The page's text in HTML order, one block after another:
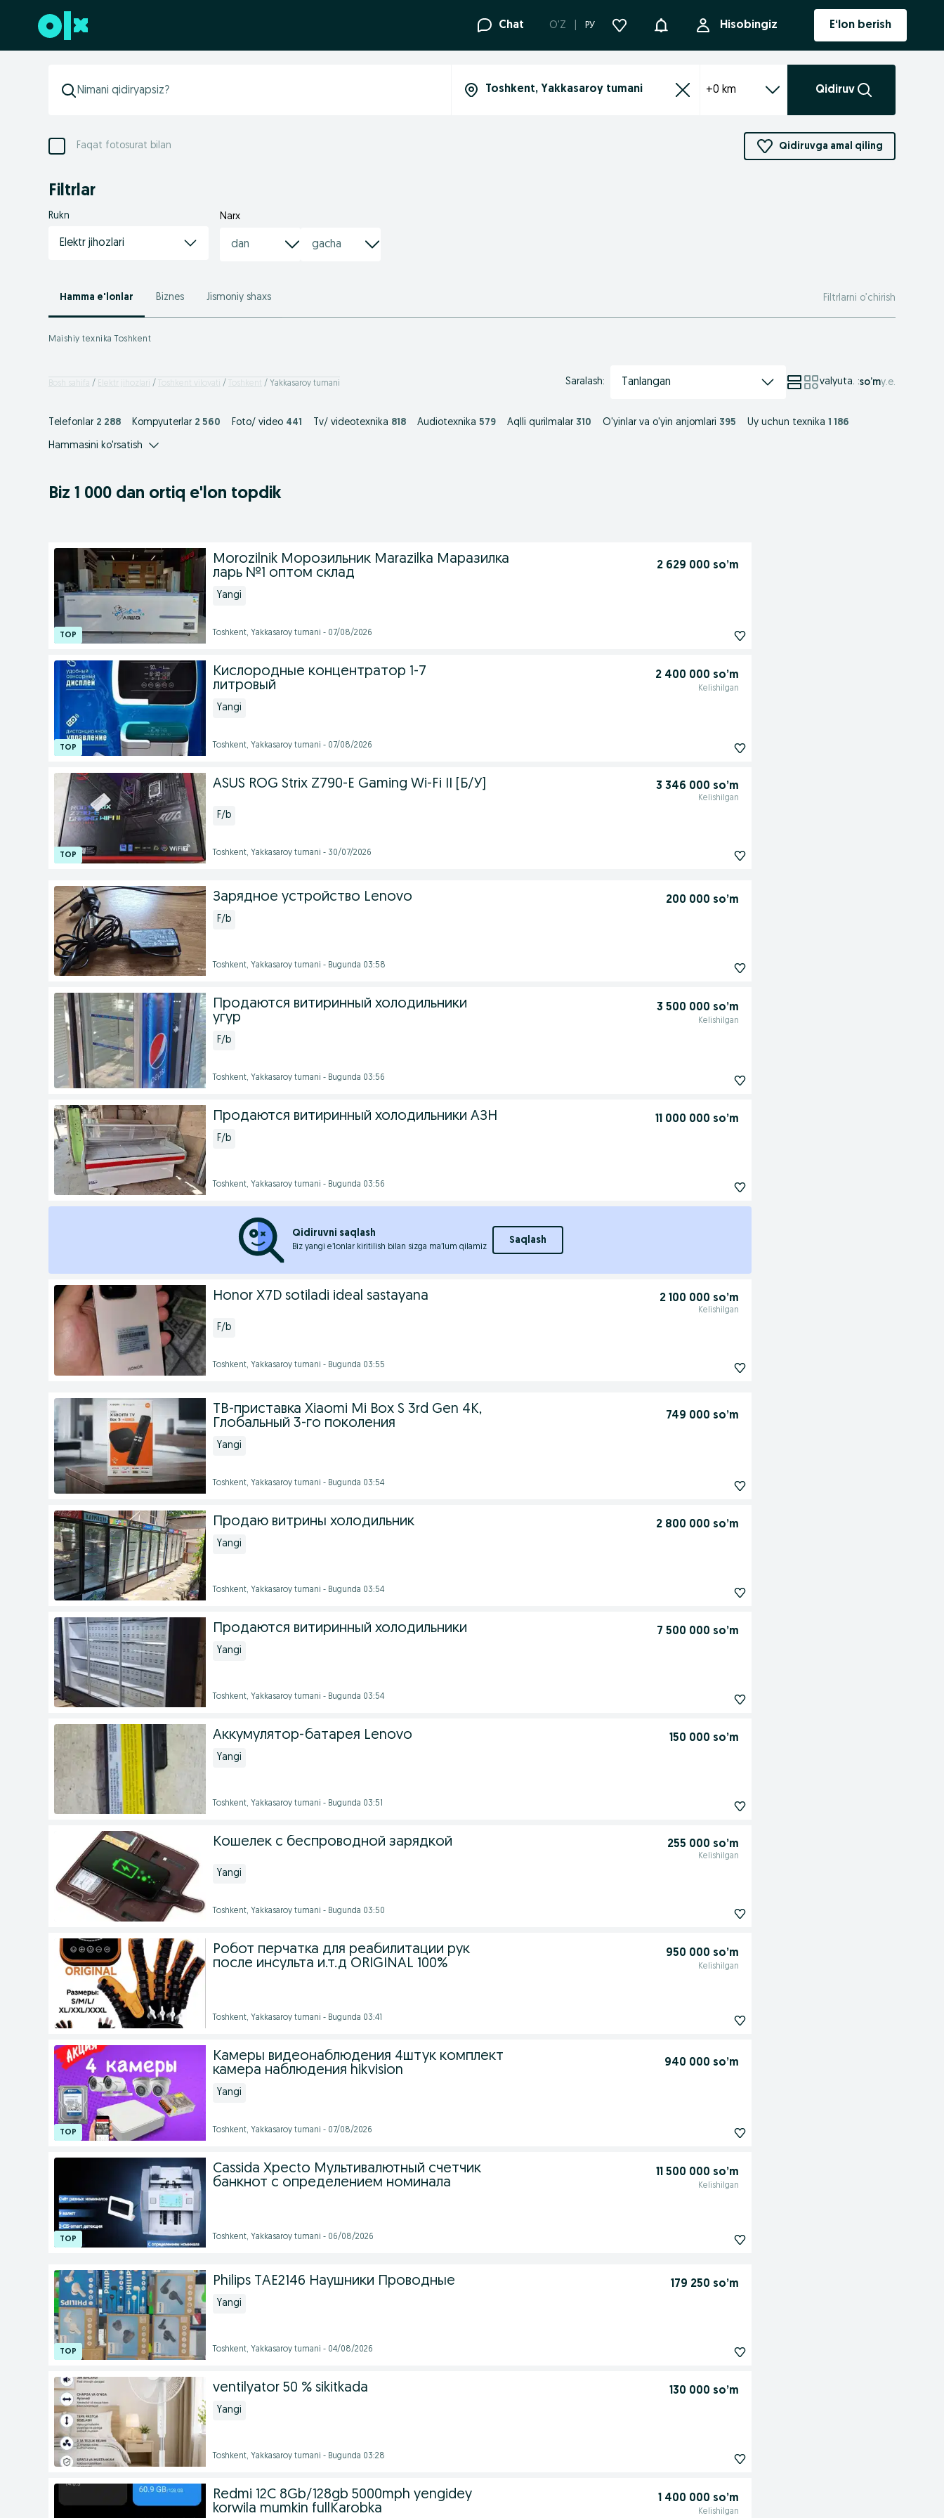
Futerga oʻtish Chat O'Z РУ Bildirishnoma Hisobingiz E‘lon berish
+0 km Qidiruv
Faqat fotosurat bilan Qidiruvga amal qiling
Filtrlar
Rukn
Elektr jihozlari
Narx
Hamma e'lonlar Biznes Jismoniy shaxs Filtrlarni o’chirish
Maishiy texnika Toshkent
Bosh sahifa Elektr jihozlari Toshkent viloyati Toshkent Yakkasaroy tumani Saralash: Tanlangan valyuta. :so’mу.е.
Telefonlar 2 288 Kompyuterlar 2 560 Foto/ video 441 Tv/ videotexnika 818 Audiotexnika 579 Aqlli qurilmalar 310 O'yinlar va o'yin anjomlari 395 Uy uchun texnika 1 186
Hammasini ko'rsatish
Biz 1 000 dan ortiq e'lon topdik
Morozilnik Морозильник Marazilka Маразилка
ларь №1 оптом склад
2 629 000 so’m
Yangi
Toshkent, Yakkasaroy tumani - 07/08/2026
Кислородные концентратор 1-7
литровый
2 400 000 so’m
Kelishilgan
Yangi
Toshkent, Yakkasaroy tumani - 07/08/2026
ASUS ROG Strix Z790-E Gaming Wi-Fi II [Б/У] 3 346 000 so’m
Kelishilgan
F/b
Toshkent, Yakkasaroy tumani - 30/07/2026
Зарядное устройство Lenovo 200 000 so’m
F/b
Toshkent, Yakkasaroy tumani - Bugunda 03:58
Продаются витиринный холодильники
угур
3 500 000 so’m
Kelishilgan
F/b
Toshkent, Yakkasaroy tumani - Bugunda 03:56
Продаются витиринный холодильники АЗН 11 000 000 so’m
F/b
Toshkent, Yakkasaroy tumani - Bugunda 03:56
Qidiruvni saqlash
Biz yangi e’lonlar kiritilish bilan sizga ma’lum qilamiz
Saqlash
Honor X7D sotiladi ideal sastayana 2 100 000 so’m
Kelishilgan
F/b
Toshkent, Yakkasaroy tumani - Bugunda 03:55
ТВ-приставка Xiaomi Mi Box S 3rd Gen 4K,
Глобальный 3-го поколения
749 000 so’m
Yangi
Toshkent, Yakkasaroy tumani - Bugunda 03:54
Продаю витрины холодильник 2 800 000 so’m
Yangi
Toshkent, Yakkasaroy tumani - Bugunda 03:54
Продаются витиринный холодильники 7 500 000 so’m
Yangi
Toshkent, Yakkasaroy tumani - Bugunda 03:54
Аккумулятор-батарея Lenovo 150 000 so’m
Yangi
Toshkent, Yakkasaroy tumani - Bugunda 03:51
Кошелек с беспроводной зарядкой 255 000 so’m
Kelishilgan
Yangi
Toshkent, Yakkasaroy tumani - Bugunda 03:50
Робот перчатка для реабилитации рук
после инсульта и.т.д ORIGINAL 100%
950 000 so’m
Kelishilgan
Toshkent, Yakkasaroy tumani - Bugunda 03:41
Камеры видеонаблюдения 4штук комплект
камера наблюдения hikvision
940 000 so’m
Yangi
Toshkent, Yakkasaroy tumani - 07/08/2026
Cassida Xpecto Мультивалютный счетчик
банкнот с определением номинала
11 500 000 so’m
Kelishilgan
Toshkent, Yakkasaroy tumani - 06/08/2026
Philips TAE2146 Наушники Проводные 179 250 so’m
Yangi
Toshkent, Yakkasaroy tumani - 04/08/2026
ventilyator 50 % sikitkada 130 000 so’m
Yangi
Toshkent, Yakkasaroy tumani - Bugunda 03:28
Redmi 12C 8Gb/128gb 5000mph yengidey
korwila mumkin fullKarobka
1 400 000 so’m
Kelishilgan